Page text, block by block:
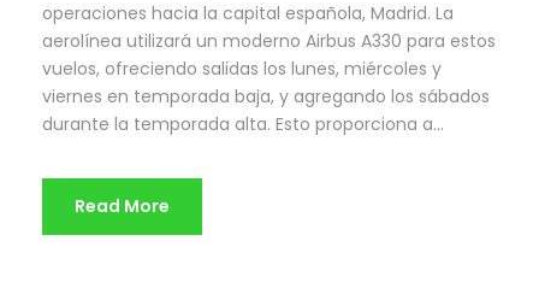
operaciones hacia la capital española, Madrid. La
aerolínea utilizará un moderno Airbus A330 para estos
vuelos, ofreciendo salidas los lunes, miércoles y
viernes en temporada baja, y agregando los sábados
durante la temporada alta. Esto proporciona a...
Read More